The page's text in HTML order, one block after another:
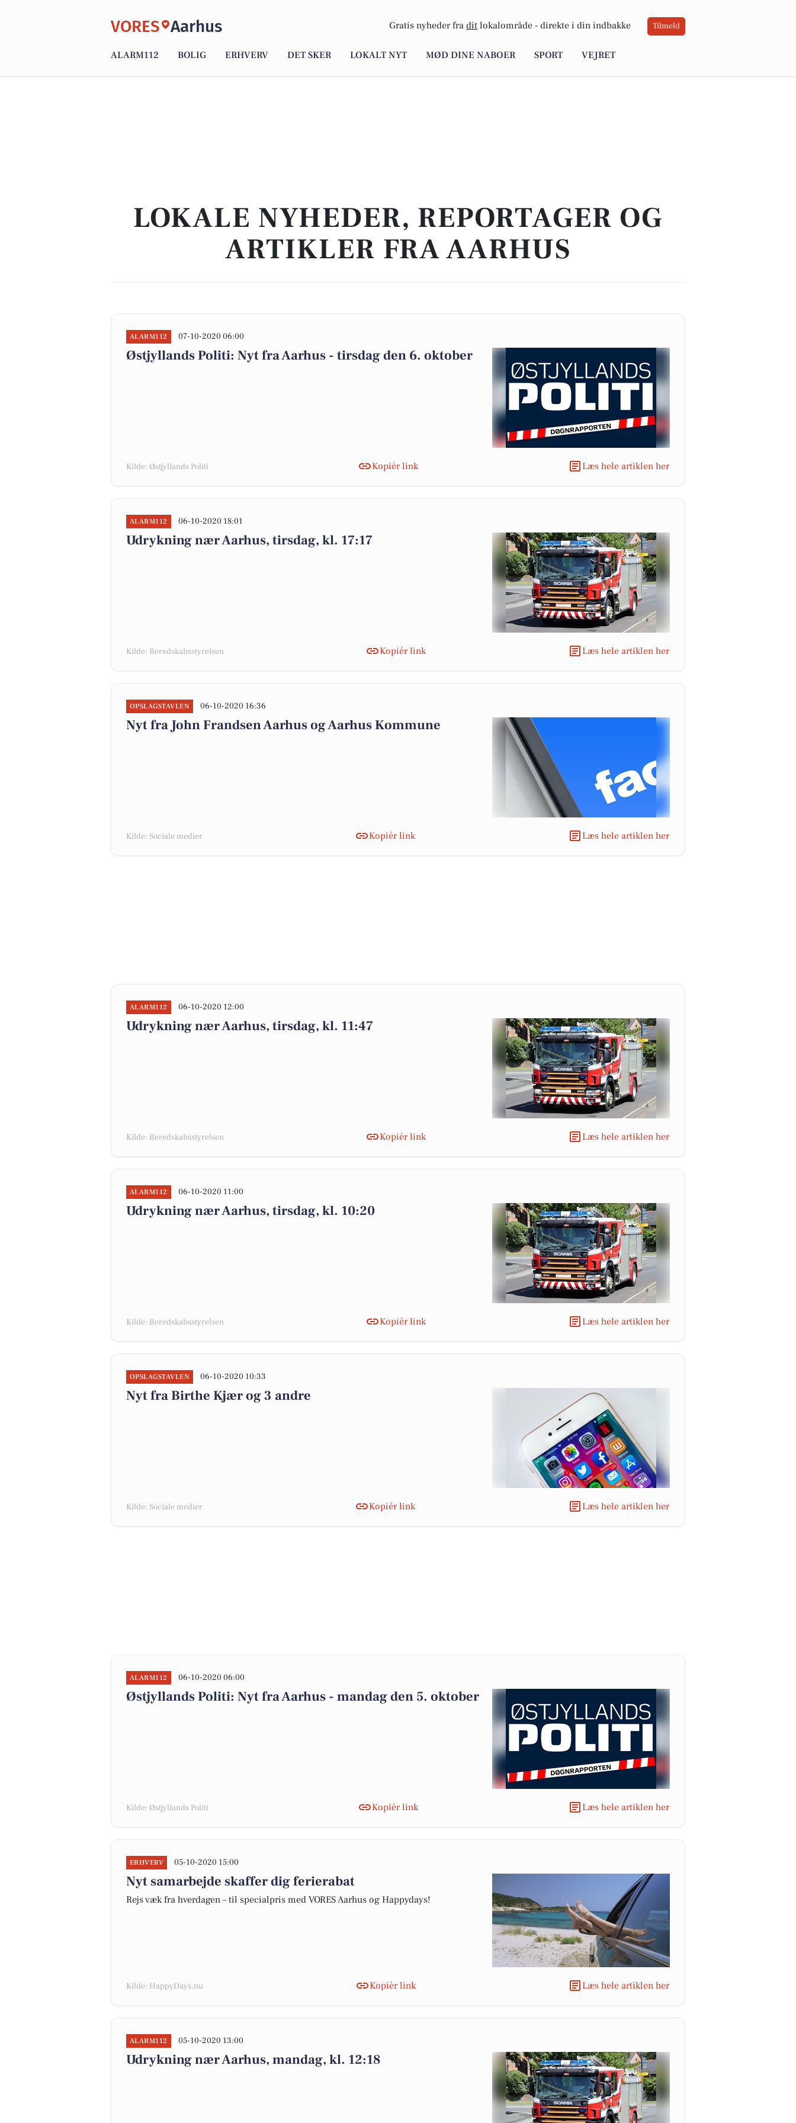
VORES Aarhus Gratis nyheder fra dit lokalområde - direkte i din indbakke Tilmeld
ALARM112 BOLIG ERHVERV DET SKER LOKALT NYT MØD DINE NABOER SPORT VEJRET
LOKALE NYHEDER, REPORTAGER OG
ARTIKLER FRA AARHUS
ALARM112 07-10-2020 06:00
Østjyllands Politi: Nyt fra Aarhus - tirsdag den 6. oktober
Kilde: Østjyllands Politi Kopiér link Læs hele artiklen her
ALARM112 06-10-2020 18:01
Udrykning nær Aarhus, tirsdag, kl. 17:17
Kilde: Beredskabsstyrelsen Kopiér link Læs hele artiklen her
OPSLAGSTAVLEN 06-10-2020 16:36
Nyt fra John Frandsen Aarhus og Aarhus Kommune
Kilde: Sociale medier Kopiér link Læs hele artiklen her
ALARM112 06-10-2020 12:00
Udrykning nær Aarhus, tirsdag, kl. 11:47
Kilde: Beredskabsstyrelsen Kopiér link Læs hele artiklen her
ALARM112 06-10-2020 11:00
Udrykning nær Aarhus, tirsdag, kl. 10:20
Kilde: Beredskabsstyrelsen Kopiér link Læs hele artiklen her
OPSLAGSTAVLEN 06-10-2020 10:33
Nyt fra Birthe Kjær og 3 andre
Kilde: Sociale medier Kopiér link Læs hele artiklen her
ALARM112 06-10-2020 06:00
Østjyllands Politi: Nyt fra Aarhus - mandag den 5. oktober
Kilde: Østjyllands Politi Kopiér link Læs hele artiklen her
ERHVERV 05-10-2020 15:00
Nyt samarbejde skaffer dig ferierabat
Rejs væk fra hverdagen – til specialpris med VORES Aarhus og Happydays!
Kilde: HappyDays.nu Kopiér link Læs hele artiklen her
ALARM112 05-10-2020 13:00
Udrykning nær Aarhus, mandag, kl. 12:18